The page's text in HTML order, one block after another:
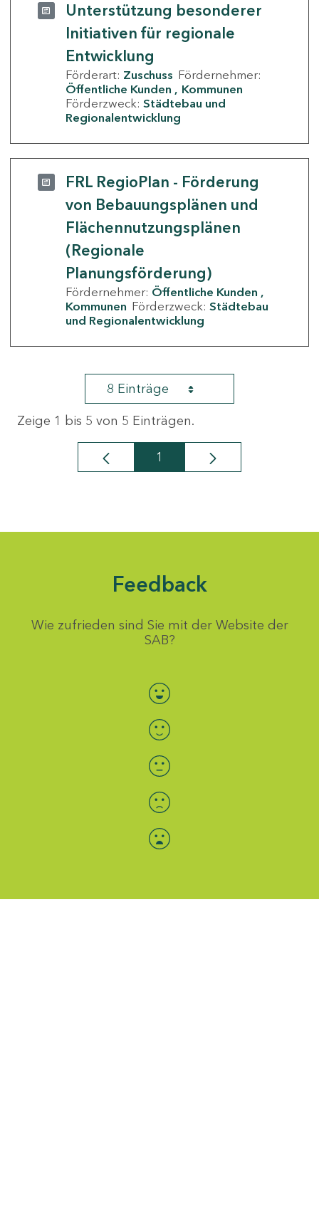
Unterstützung besonderer
Initiativen für regionale
Entwicklung
Förderart: Zuschuss Fördernehmer:
Öffentliche Kunden
Kommunen
Förderzweck: Städtebau und
Regionalentwicklung
FRL RegioPlan - Förderung
von Bebauungsplänen und
Flächennutzungsplänen
(Regionale
Planungsförderung)
Fördernehmer: Öffentliche Kunden
Kommunen Förderzweck: Städtebau
und Regionalentwicklung
8 Einträge
Zeige 1 bis 5 von 5 Einträgen.
Seite
1
Feedback
Wie zufrieden sind Sie mit der Website der
SAB?
Bewertung auswählen